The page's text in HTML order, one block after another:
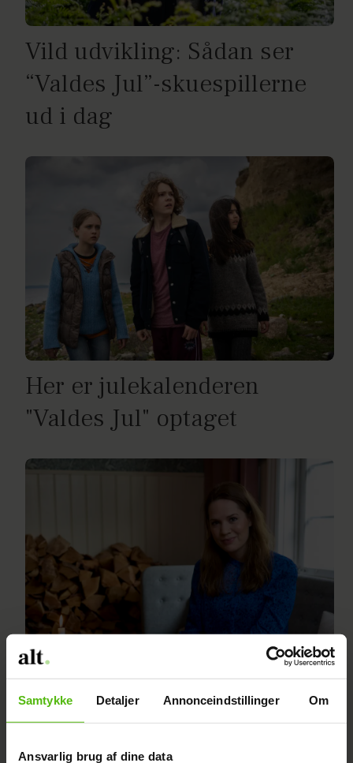
Samtykke Detaljer Annonceindstillinger Om
Ansvarlig brug af dine data
Vild udvikling: Sådan ser
“Valdes Jul”-skuespillerne
ud i dag
Her er julekalenderen
"Valdes Jul" optaget
Amalie og Sebastian var selv
børn i filmbranchen: En
voksen verden